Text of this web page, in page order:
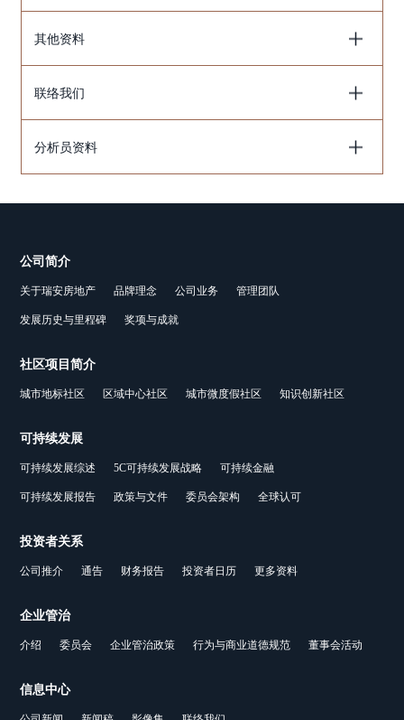
其他资料
联络我们
分析员资料
公司简介
关于瑞安房地产 品牌理念 公司业务 管理团队
发展历史与里程碑 奖项与成就
社区项目简介
城市地标社区 区域中心社区 城市微度假社区 知识创新社区
可持续发展
可持续发展综述 5C可持续发展战略 可持续金融
可持续发展报告 政策与文件 委员会架构 全球认可
投资者关系
公司推介 通告 财务报告 投资者日历 更多资料
企业管治
介绍 委员会 企业管治政策 行为与商业道德规范 董事会活动
信息中心